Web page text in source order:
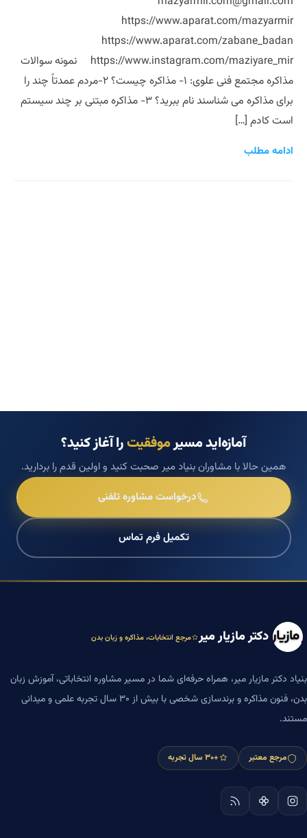
https://www.aparat.com/mazyarmir
https://www.aparat.com/zabane_badan
https://www.instagram.com/maziyare_mir نمونه سوالات
مذاکره مجتمع فنی علوی: ۱- مذاکره چیست؟ ۲-مردم عمدتاً چند را
برای مذاکره می شناسند نام ببرید؟ ۳- مذاکره مبتنی بر چند سیستم
است کادم […]
ادامه مطلب
آمازه‌اید مسیرموفقیترا آغاز کنید؟
همین حالا با مشاوران بنیاد میر صحبت کنید و اولین قدم را بردارید.
درخواست مشاوره تلفنی
تکمیل فرم تماس
دکتر مازیار میر مرجع انتخابات، مذاکره و زبان بدن
بنیاد دکتر مازیار میر، همراه حرفه‌ای شما در مسیر مشاوره انتخاباتی، آموزش زبان
بدن، فنون مذاکره و برندسازی شخصی با بیش از ۳۰ سال تجربه علمی و میدانی
مستند.
مرجع معتبر +۳۰ سال تجربه